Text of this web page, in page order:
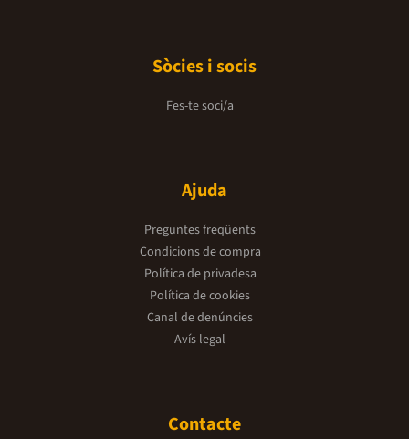
Sòcies i socis
Fes-te soci/a
Ajuda
Preguntes freqüents
Condicions de compra
Política de privadesa
Política de cookies
Canal de denúncies
Avís legal
Contacte